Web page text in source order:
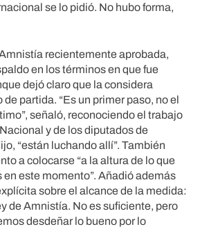
se lo pidió. No hubo forma,
recientemente aprobada,
en los términos en que fue
dejó claro que la considera
partida. “Es un primer paso, no el
señaló, reconociendo el trabajo
y de los diputados de
“están luchando allí”. También
a colocarse “a la altura de lo que
en este momento”. Añadió además
sobre el alcance de la medida:
de Amnistía. No es suficiente, pero
desdeñar lo bueno por lo